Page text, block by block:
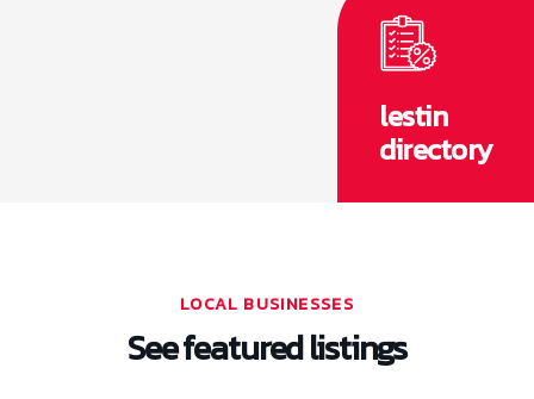
lestin
directory
LOCAL BUSINESSES
See featured listings